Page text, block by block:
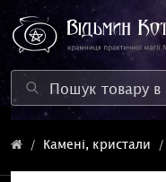
Камені, кристали